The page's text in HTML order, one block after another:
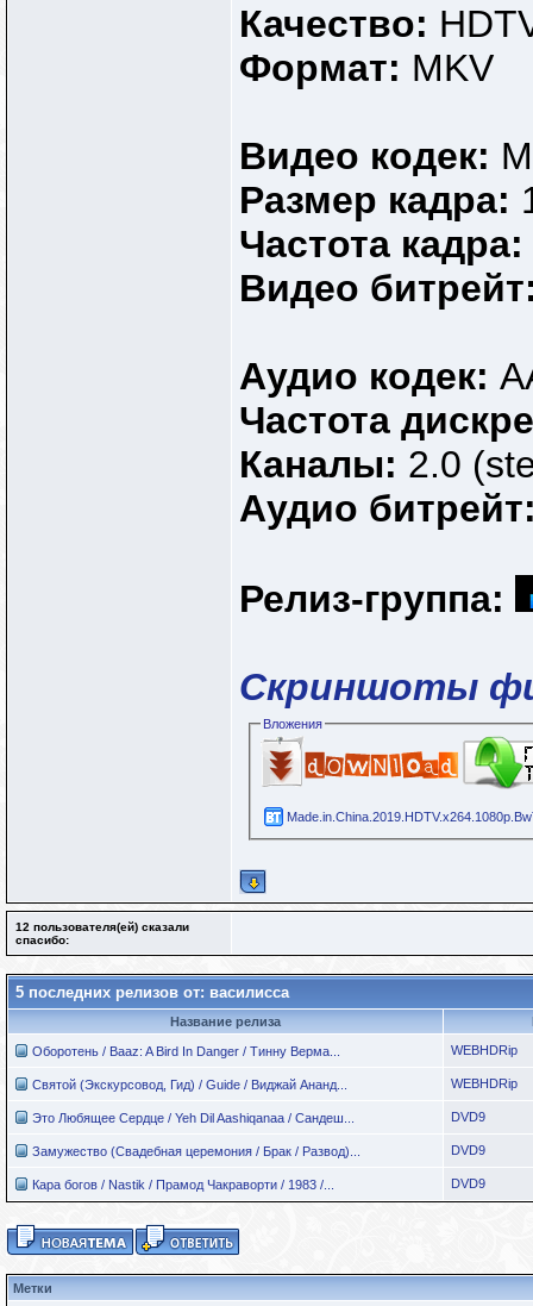
Качество:
Формат: MKV
Видео кодек:
Размер кадра:
Частота кадра:
Видео
Аудио кодек:
Частота
Каналы: 2.0
Аудио
Релиз-группа:
Скриншоты
Вложения
12 пользователя(ей) сказали
cпасибо:
5 последних релизов от: василисса
Название релиза
Оборотень / Baaz: A Bird In Danger / Тинну Верма... WEBHDRip
Святой (Экскурсовод, Гид) / Guide / Виджай Ананд... WEBHDRip
Это Любящее Сердце / Yeh Dil Aashiqanaa / Сандеш... DVD9
Замужество (Свадебная церемония / Брак / Развод)... DVD9
Кара богов / Nastik / Прамод Чакраворти / 1983 /... DVD9
Метки